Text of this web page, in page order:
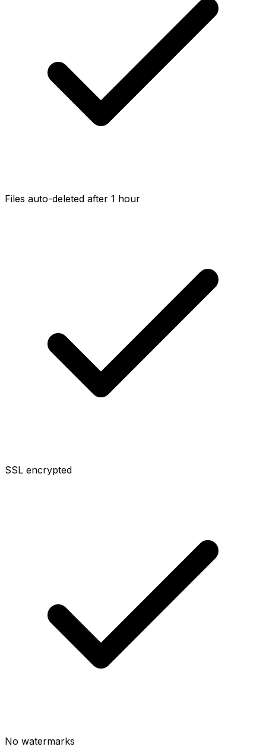
Files auto-deleted after 1 hour
SSL encrypted
No watermarks